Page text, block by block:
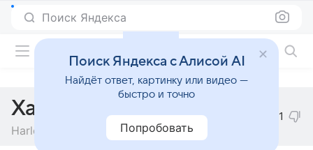
Поиск Яндекса
Харли Кросс
Harley Cross
1
Поиск Яндекса с Алисой AI
Найдёт ответ, картинку или видео —
быстро и точно
Попробовать